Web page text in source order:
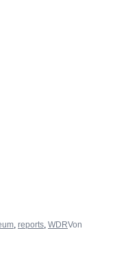
, reports, WDRVon